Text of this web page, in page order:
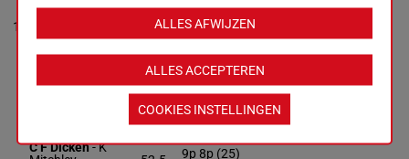
10
T Godden-F
3p 11p 3p (25)
60 kg
(25) 1p 4p
2p
10
C F Dicken-K
9p 8p (25)
ALLES ACCEPTEREN
ALLES AFWIJZEN
COOKIES INSTELLINGEN